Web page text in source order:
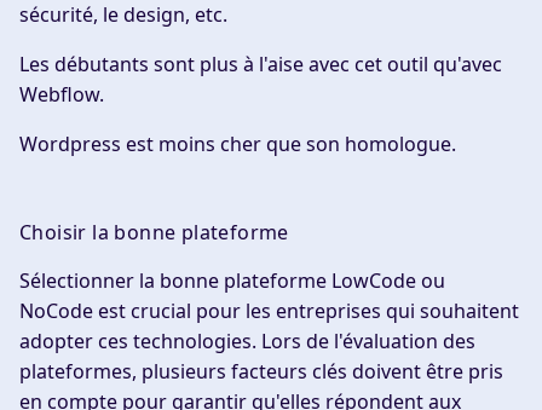
sécurité, le design, etc.
Les débutants sont plus à l'aise avec cet outil qu'avec
Webflow.
Wordpress est moins cher que son homologue.
Choisir la bonne plateforme
Sélectionner la bonne plateforme LowCode ou
NoCode est crucial pour les entreprises qui souhaitent
adopter ces technologies. Lors de l'évaluation des
plateformes, plusieurs facteurs clés doivent être pris
en compte pour garantir qu'elles répondent aux